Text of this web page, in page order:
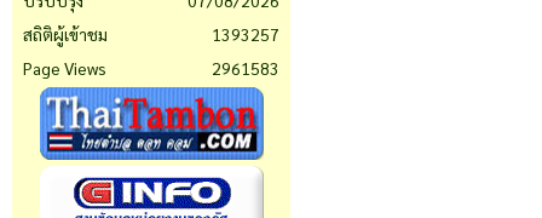
สถิติผู้เข้าชม
1393257
Page Views
2961583